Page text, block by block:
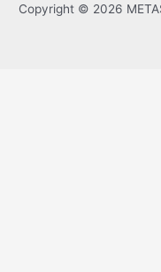
Gilles
Copyright © 2026